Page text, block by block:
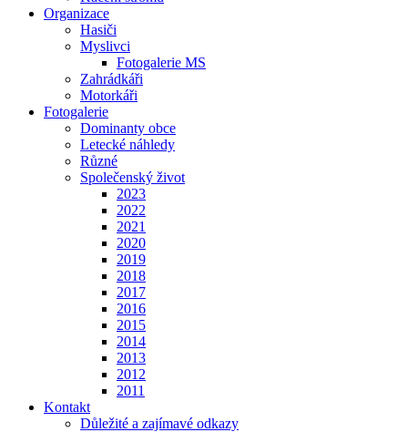
Organizace
Hasiči
Myslivci
Fotogalerie MS
Zahrádkáři
Motorkáři
Fotogalerie
Dominanty obce
Letecké náhledy
Různé
Společenský život
2023
2022
2021
2020
2019
2018
2017
2016
2015
2014
2013
2012
2011
Kontakt
Důležité a zajímavé odkazy